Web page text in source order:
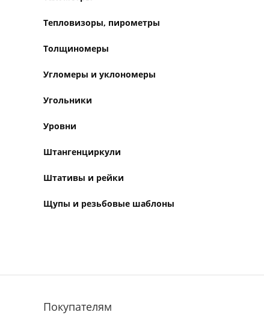
Тепловизоры, пирометры
Толщиномеры
Угломеры и уклономеры
Угольники
Уровни
Штангенциркули
Штативы и рейки
Щупы и резьбовые шаблоны
Покупателям